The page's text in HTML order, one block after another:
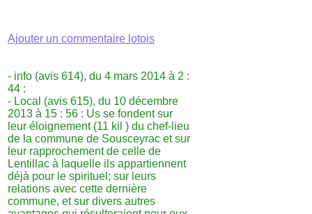
Ajouter un commentaire lotois
- info (avis 614), du 4 mars 2014 à 2 :
44 :
- Local (avis 615), du 10 décembre
2013 à 15 : 56 : Us se fondent sur
leur éloignement (11 kil ) du chef-lieu
de la commune de Sousceyrac et sur
leur rapprochement de celle de
Lentillac à laquelle ils appartiennent
déjà pour le spirituel; sur leurs
relations avec cette dernière
commune, et sur divers autres